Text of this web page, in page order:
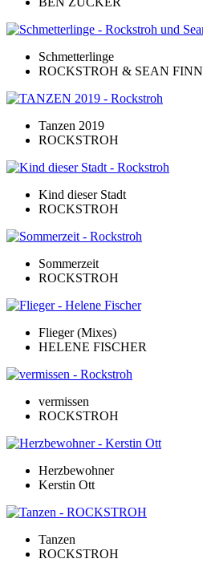
Schmetterlinge
ROCKSTROH & SEAN FINN
Tanzen 2019
ROCKSTROH
Kind dieser Stadt
ROCKSTROH
Sommerzeit
ROCKSTROH
Flieger (Mixes)
HELENE FISCHER
vermissen
ROCKSTROH
Herzbewohner
Kerstin Ott
Tanzen
ROCKSTROH